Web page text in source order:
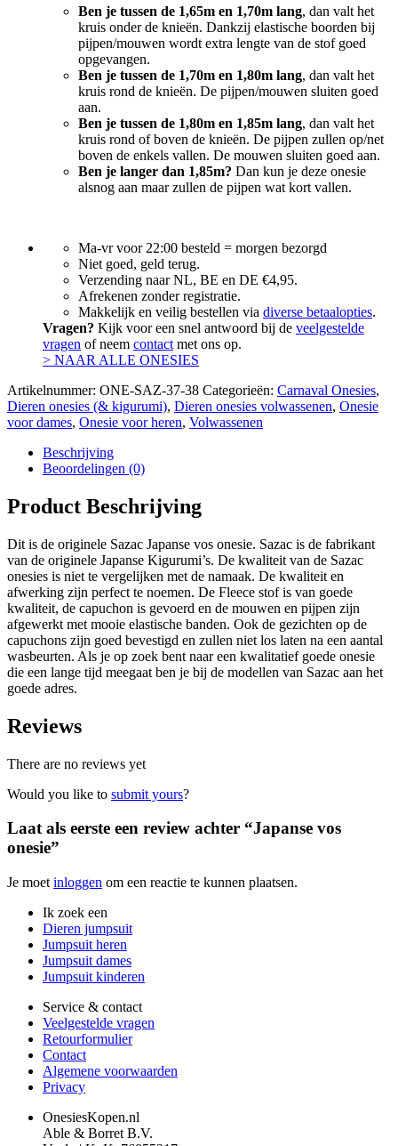
Ben je tussen de 1,65m en 1,70m lang, dan valt het
kruis onder de knieën. Dankzij elastische boorden bij
pijpen/mouwen wordt extra lengte van de stof goed
opgevangen.
Ben je tussen de 1,70m en 1,80m lang, dan valt het
kruis rond de knieën. De pijpen/mouwen sluiten goed
aan.
Ben je tussen de 1,80m en 1,85m lang, dan valt het
kruis rond of boven de knieën. De pijpen zullen op/net
boven de enkels vallen. De mouwen sluiten goed aan.
Ben je langer dan 1,85m? Dan kun je deze onesie
alsnog aan maar zullen de pijpen wat kort vallen.
Ma-vr voor 22:00 besteld = morgen bezorgd
Niet goed, geld terug.
Verzending naar NL, BE en DE €4,95.
Afrekenen zonder registratie.
Makkelijk en veilig bestellen via diverse betaalopties.
Vragen? Kijk voor een snel antwoord bij de veelgestelde
vragen of neem contact met ons op.
> NAAR ALLE ONESIES
Artikelnummer: ONE-SAZ-37-38 Categorieën: Carnaval Onesies,
Dieren onesies (& kigurumi), Dieren onesies volwassenen, Onesie
voor dames, Onesie voor heren, Volwassenen
Beschrijving
Beoordelingen (0)
Product Beschrijving
Dit is de originele Sazac Japanse vos onesie. Sazac is de fabrikant
van de originele Japanse Kigurumi’s. De kwaliteit van de Sazac
onesies is niet te vergelijken met de namaak. De kwaliteit en
afwerking zijn perfect te noemen. De Fleece stof is van goede
kwaliteit, de capuchon is gevoerd en de mouwen en pijpen zijn
afgewerkt met mooie elastische banden. Ook de gezichten op de
capuchons zijn goed bevestigd en zullen niet los laten na een aantal
wasbeurten. Als je op zoek bent naar een kwalitatief goede onesie
die een lange tijd meegaat ben je bij de modellen van Sazac aan het
goede adres.
Reviews
There are no reviews yet
Would you like to submit yours?
Laat als eerste een review achter “Japanse vos
onesie”
Je moet inloggen om een reactie te kunnen plaatsen.
Ik zoek een
Dieren jumpsuit
Jumpsuit heren
Jumpsuit dames
Jumpsuit kinderen
Service & contact
Veelgestelde vragen
Retourformulier
Contact
Algemene voorwaarden
Privacy
OnesiesKopen.nl
Able & Borret B.V.